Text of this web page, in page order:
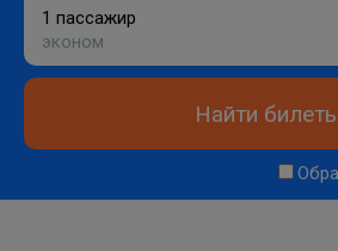
1 пассажир
эконом
Найти